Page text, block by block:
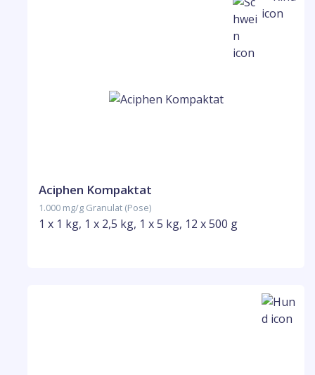
Aciphen Kompaktat
1.000 mg/g Granulat (Pose)
1 x 1 kg, 1 x 2,5 kg, 1 x 5 kg, 12 x 500 g